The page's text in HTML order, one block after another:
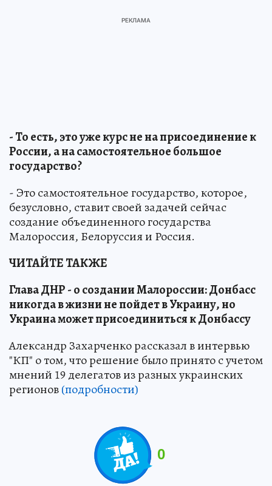
- То есть, это уже курс не на присоединение к
России, а на самостоятельное большое
государство?
- Это самостоятельное государство, которое,
безусловно, ставит своей задачей сейчас
создание объединенного государства
Малороссия, Белоруссия и Россия.
ЧИТАЙТЕ ТАКЖЕ
Глава ДНР - о создании Малороссии: Донбасс
никогда в жизни не пойдет в Украину, но
Украина может присоединиться к Донбассу
Александр Захарченко рассказал в интервью
"КП" о том, что решение было принято с учетом
мнений 19 делегатов из разных украинских
регионов(подробности)
0